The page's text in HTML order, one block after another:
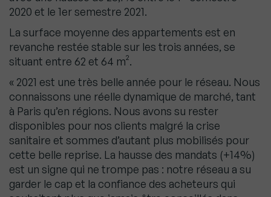
2020 et le 1er semestre 2021.
La surface moyenne des appartements est en
revanche restée stable sur les trois années, se
situant entre 62 et 64 m².
« 2021 est une très belle année pour le réseau. Nous
connaissons une réelle dynamique de marché, tant
à Paris qu’en régions. Nous avons su rester
disponibles pour nos clients malgré la crise
sanitaire et sommes d’autant plus mobilisés pour
cette belle reprise. La hausse des mandats (+14%)
est un signe qui ne trompe pas : notre réseau a su
garder le cap et la confiance des acheteurs qui